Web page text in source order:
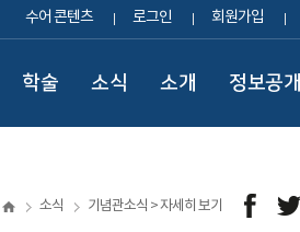
수어 콘텐츠 로그인 회원가입
학술 소식 소개 정보공개
소식 기념관소식 > 자세히 보기